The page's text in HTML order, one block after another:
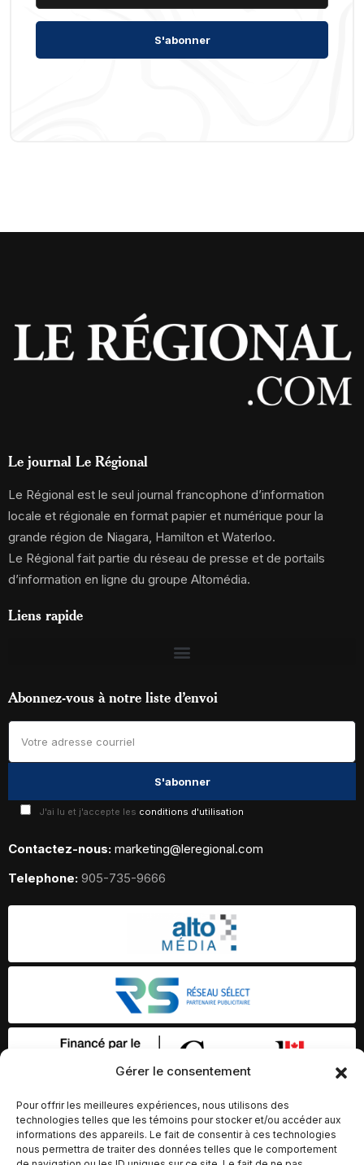
Gérer le consentement
Pour offrir les meilleures expériences, nous utilisons des
technologies telles que les témoins pour stocker et/ou accéder aux
informations des appareils. Le fait de consentir à ces technologies
nous permettra de traiter des données telles que le comportement
Le journal Le Régional
Le Régional est le seul journal francophone d’information
locale et régionale en format papier et numérique pour la
grande région de Niagara, Hamilton et Waterloo.
Le Régional fait partie du réseau de presse et de portails
d’information en ligne du groupe Altomédia.
Liens rapide
Abonnez-vous à notre liste d’envoi
J'ai lu et j'accepte les conditions d'utilisation
Contactez-nous: marketing@leregional.com
Telephone: 905-735-9666